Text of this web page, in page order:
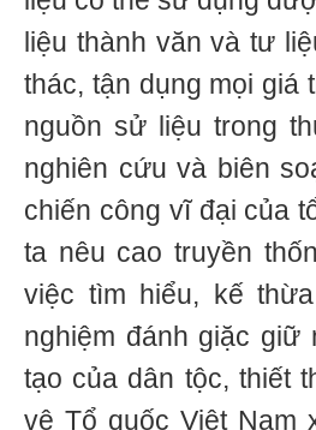
liệu thành văn và tư
thác, tận dụng mọi giá
nguồn sử liệu trong
nghiên cứu và biên
chiến công vĩ đại của
ta nêu cao truyền
việc tìm hiểu, kế
nghiệm đánh giặc
tạo của dân tộc, thiết
vệ Tổ quốc Việt Nam